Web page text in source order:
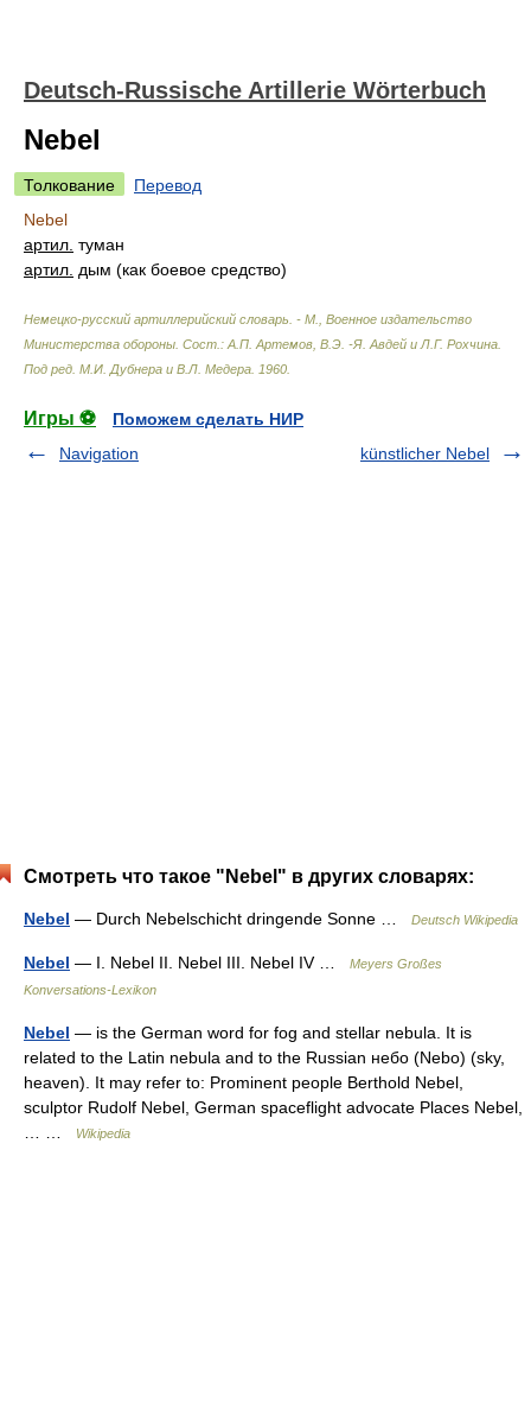
Deutsch-Russische Artillerie Wörterbuch
Nebel
Толкование
Перевод
Nebel
артил. туман
артил. дым (как боевое средство)
Немецко-русский артиллерийский словарь. - М., Военное издательство
Министерства обороны Сост.: А.П. Артемов, В.Э. -Я. Авдей и Л.Г. Рохчина.
Под ред. М.И. Дубнера и В.Л. Медера 1960
Игры ⚽
Поможем сделать НИР
Navigation
künstlicher Nebel
Смотреть что такое "Nebel" в других словарях:
Nebel — Durch Nebelschicht dringende Sonne … Deutsch Wikipedia
Nebel — I. Nebel II. Nebel III. Nebel IV …
Meyers Großes
Konversations-Lexikon
Nebel — is the German word for fog and stellar nebula. It is
related to the Latin nebula and to the Russian небо (Nebo) (sky,
heaven). It may refer to: Prominent people Berthold Nebel,
sculptor Rudolf Nebel, German spaceflight advocate Places Nebel,
Wikipedia